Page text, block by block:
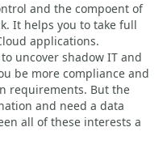
and the compoent of
It helps you to take full
applications.
uncover shadow IT and
be more compliance and
requirements. But the
and need a data
all of these interests a